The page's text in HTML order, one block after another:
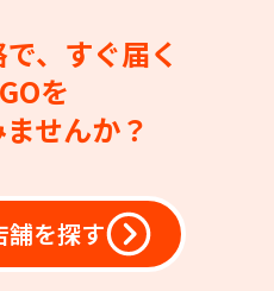
、すぐ届く
を
せんか？
舗を探す